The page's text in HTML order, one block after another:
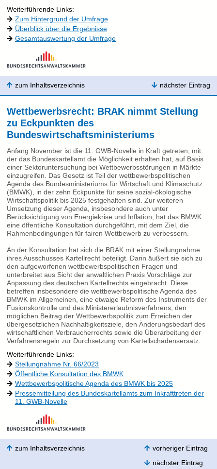
Weiterführende Links:
Zum Hintergrund der Umfrage
Überblick über die Ergebnisse
Gesamtauswertung der Umfrage
zum Inhaltsverzeichnis nächster Eintrag
Wettbewerbsrecht: BRAK nimmt Stellung
zu Eckpunkten des
Bundeswirtschaftsministeriums
Anfang November ist die 11. GWB-Novelle in Kraft getreten, mit
der das Bundeskartellamt die Möglichkeit erhalten hat, auf Basis
einer Sektoruntersuchung bei Wettbewerbsstörungen in Märkte
einzugreifen. Das Gesetz ist Teil der wettbewerbspolitischen
Agenda des Bundesministeriums für Wirtschaft und Klimaschutz
(BMWK), in der zehn Eckpunkte für seine sozial-ökologische
Wirtschaftspolitik bis 2025 festgehalten sind. Zur weiteren
Umsetzung dieser Agenda, insbesondere auch unter
Berücksichtigung von Energiekrise und Inflation, hat das BMWK
eine öffentliche Konsultation durchgeführt, mit dem Ziel, die
Rahmenbedingungen für fairen Wettbewerb zu verbessern.
An der Konsultation hat sich die BRAK mit einer Stellungnahme
ihres Ausschusses Kartellrecht beteiligt. Darin äußert sie sich zu
den aufgeworfenen wettbewerbspolitischen Fragen und
unterbreitet aus Sicht der anwaltlichen Praxis Vorschläge zur
Anpassung des deutschen Kartellrechts eingebracht. Diese
betreffen insbesondere die wettbewerbspolitische Agenda des
BMWK im Allgemeinen, eine etwaige Reform des Instruments der
Fusionskontrolle und des Ministererlaubnisverfahrens, den
möglichen Beitrag der Wettbewerbspolitik zum Erreichen der
übergesetzlichen Nachhaltigkeitsziele, den Änderungsbedarf des
wirtschaftlichen Verbraucherrechts sowie die Überarbeitung der
Verfahrensregeln zur Durchsetzung von Kartellschadensersatz.
Weiterführende Links:
Stellungnahme Nr. 66/2023
Öffentliche Konsultation des BMWK
Wettbewerbspolitische Agenda des BMWK bis 2025
Pressemitteilung des Bundeskartellamts zum Inkrafttreten der
11. GWB-Novelle
zum Inhaltsverzeichnis
vorheriger Eintrag
nächster Eintrag